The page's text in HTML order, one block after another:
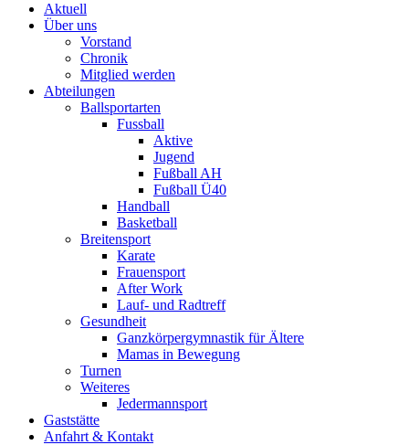
Aktuell
Über uns
Vorstand
Chronik
Mitglied werden
Abteilungen
Ballsportarten
Fussball
Aktive
Jugend
Fußball AH
Fußball Ü40
Handball
Basketball
Breitensport
Karate
Frauensport
After Work
Lauf- und Radtreff
Gesundheit
Ganzkörpergymnastik für Ältere
Mamas in Bewegung
Turnen
Weiteres
Jedermannsport
Gaststätte
Anfahrt & Kontakt